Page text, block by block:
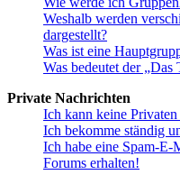
Weshalb werden
dargestellt?
Was ist eine
Was bedeutet der
Private Nachrichten
Ich kann keine
Ich bekomme ständig
Ich habe eine Spam-
Forums erhalten!